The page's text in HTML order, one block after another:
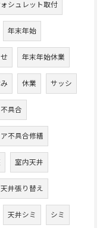
ォシュレット取付
年末年始
年末年始休業
休業 サッシ
不具合
ア不具合修繕
室内天井
天井張り替え
天井シミ シミ